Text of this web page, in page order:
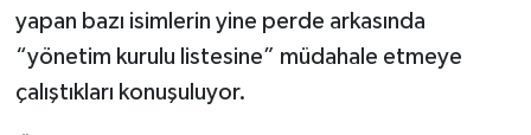
yapan bazı isimlerin yine perde arkasında
“yönetim kurulu listesine” müdahale etmeye
çalıştıkları konuşuluyor.